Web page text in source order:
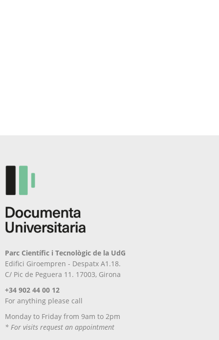
Parc Científic i Tecnològic de la UdG
Edifici Giroempren - Despatx A1.18.
C/ Pic de Peguera 11. 17003, Girona
+34 902 44 00 12
For anything please call
Monday to Friday from 9am to 2pm
* For visits request an appointment